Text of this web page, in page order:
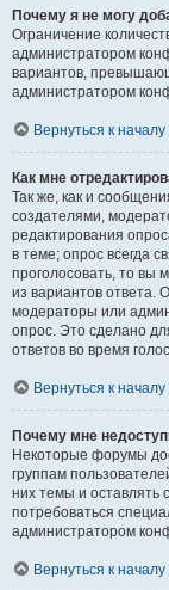
Почему я не могу
Ограничение
администратором
вариантов,
администратором
Вернуться к началу
Как мне
Так же, как и
создателями,
редактирования
в теме; опрос всегда
проголосовать, то вы
из вариантов ответа.
модераторы или
опрос. Это сделано
ответов во время
Вернуться к началу
Почему мне
Некоторые форумы
группам
них темы и оставлять
потребоваться
администратором
Вернуться к началу